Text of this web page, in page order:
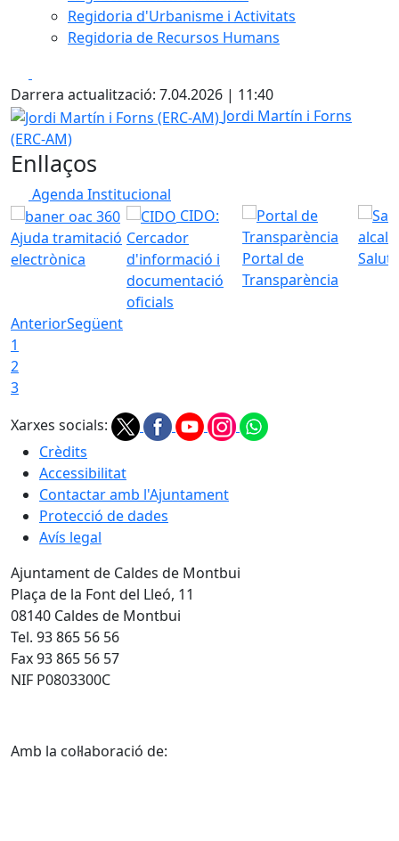
Regidoria d'Urbanisme i Activitats
Regidoria de Recursos Humans
Darrera actualització: 7.04.2026 | 11:40
Jordi Martín i Forns (ERC-AM)
Jordi Martín i Forns
(ERC-AM)
Enllaços
Agenda Institucional
Ajuda tramitació
electrònica
CIDO:
Cercador
d'informació i
documentació
oficials
Portal de
Transparència
AnteriorSegüent
1
2
3
Xarxes socials:
Crèdits
Accessibilitat
Contactar amb l'Ajuntament
Protecció de dades
Avís legal
Ajuntament de Caldes de Montbui
Plaça de la Font del Lleó, 11
08140 Caldes de Montbui
Tel. 93 865 56 56
Fax 93 865 56 57
NIF P0803300C
Amb la col·laboració de: